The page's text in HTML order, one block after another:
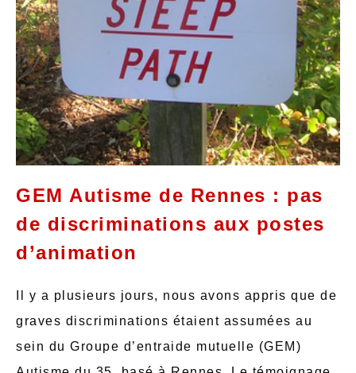
GEM Autisme de Rennes : pas
de discriminations aux postes
d’animation
Il y a plusieurs jours, nous avons appris que de
graves discriminations étaient assumées au
sein du Groupe d’entraide mutuelle (GEM)